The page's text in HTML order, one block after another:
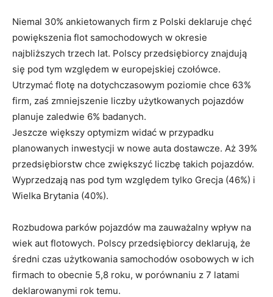
Niemal 30% ankietowanych firm z Polski deklaruje chęć
powiększenia flot samochodowych w okresie
najbliższych trzech lat. Polscy przedsiębiorcy znajdują
się pod tym względem w europejskiej czołówce.
Utrzymać flotę na dotychczasowym poziomie chce 63%
firm, zaś zmniejszenie liczby użytkowanych pojazdów
planuje zaledwie 6% badanych.
Jeszcze większy optymizm widać w przypadku
planowanych inwestycji w nowe auta dostawcze. Aż 39%
przedsiębiorstw chce zwiększyć liczbę takich pojazdów.
Wyprzedzają nas pod tym względem tylko Grecja (46%) i
Wielka Brytania (40%).
Rozbudowa parków pojazdów ma zauważalny wpływ na
wiek aut flotowych. Polscy przedsiębiorcy deklarują, że
średni czas użytkowania samochodów osobowych w ich
firmach to obecnie 5,8 roku, w porównaniu z 7 latami
deklarowanymi rok temu.